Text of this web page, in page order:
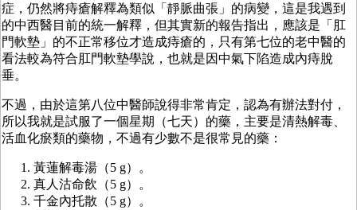
症，仍然將痔瘡解釋為類似「靜脈曲張」的病變，這是我遇到
的中西醫目前的統一解釋，但其實新的報告指出，應該是「肛
門軟墊」的不正常移位才造成痔瘡的，只有第七位的老中醫的
看法較為符合肛門軟墊學說，也就是因中氣下陷造成內痔脫
垂。
不過，由於這第八位中醫師說得非常肯定，認為有辦法對付，
所以我就是試服了一個星期（七天）的藥，主要是清熱解毒、
活血化瘀類的藥物，不過有少數不是很常見的藥：
黃蓮解毒湯（5 g）。
真人沽命飲（5 g）。
千金內托散（5 g）。